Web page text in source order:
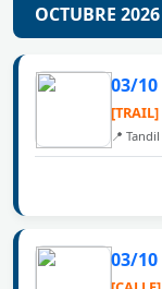
OCTUBRE 2026
03/10
[TRAIL]
📍 Tandil
03/10